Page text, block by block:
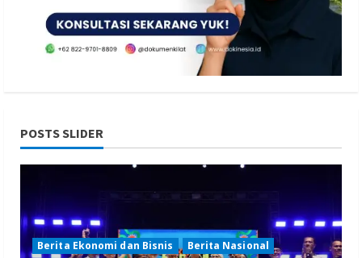
POSTS SLIDER
Berita Ekonomi dan Bisnis
Berita Nasional